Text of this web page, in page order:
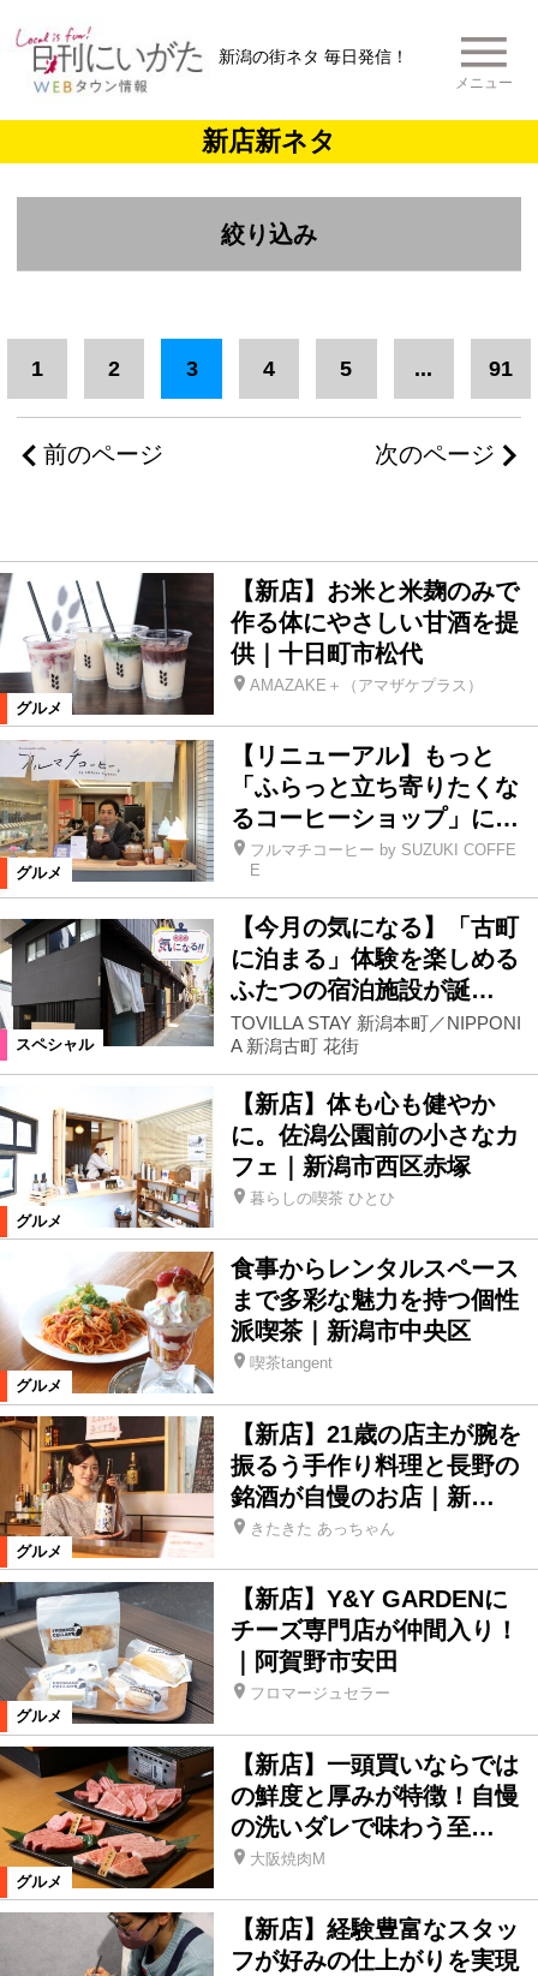
新潟の街ネタ 毎日発信！
メニュー
新店新ネタ
絞り込み
新潟市中央区 新潟市北・東区
下越 新潟市 加茂市
新発田市 新潟市西・西蒲区
阿賀野市 燕市 上越 五泉市
阿賀町 聖籠町 弥彦村
胎内市 佐渡 新潟県外
田上町
カテゴリ
グルメ グルメ 新店
おでかけ
おでかけスポット 温泉
季節ネタ 市町村おでかけTOPICS
ライフ 住宅 車 子育て
ショッピング 生活便利情報
新潟ブランド マネー
スペシャル
編集部連載 本誌関連ネタ
その他 イベント
エンタテインメント イベント
絞り込む
前のページ
1 2 3 4 5 ... 91
次のページ
グルメ
【新店】お米と米麹のみで
作る体にやさしい甘酒を提
供｜十日町市松代
AMAZAKE＋（アマザケプラス）
グルメ
【リニューアル】もっと
「ふらっと立ち寄りたくな
るコーヒーショップ」に…
フルマチコーヒー by SUZUKI COFFE
E
スペシャル
【今月の気になる】「古町
に泊まる」体験を楽しめる
ふたつの宿泊施設が誕…
TOVILLA STAY 新潟本町／NIPPONI
A 新潟古町 花街
グルメ
【新店】体も心も健やか
に。佐潟公園前の小さなカ
フェ｜新潟市西区赤塚
暮らしの喫茶 ひとひ
グルメ
食事からレンタルスペース
まで多彩な魅力を持つ個性
派喫茶｜新潟市中央区
喫茶tangent
グルメ
【新店】21歳の店主が腕を
振るう手作り料理と長野の
銘酒が自慢のお店｜新…
きたきた あっちゃん
グルメ
【新店】Y&Y GARDENに
チーズ専門店が仲間入り！
｜阿賀野市安田
フロマージュセラー
グルメ
【新店】一頭買いならでは
の鮮度と厚みが特徴！自慢
の洗いダレで味わう至…
大阪焼肉M
【新店】経験豊富なスタッ
フが好みの仕上がりを実現